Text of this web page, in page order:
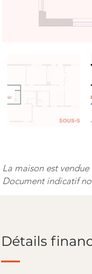
La maison est vendue
Document indicatif
Détails